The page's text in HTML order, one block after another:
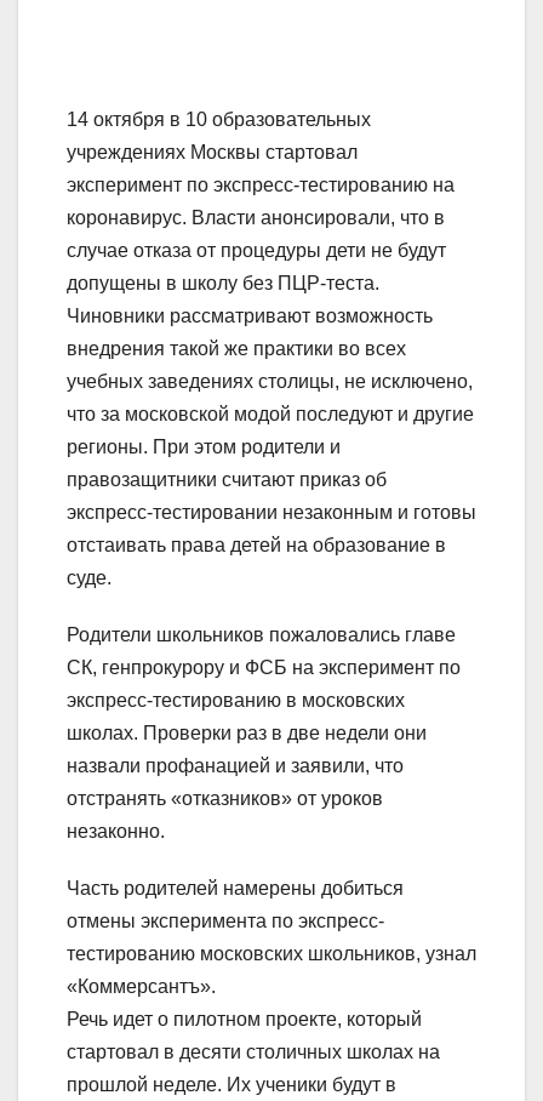
14 октября в 10 образовательных
учреждениях Москвы стартовал
эксперимент по экспресс-тестированию на
коронавирус. Власти анонсировали, что в
случае отказа от процедуры дети не будут
допущены в школу без ПЦР-теста.
Чиновники рассматривают возможность
внедрения такой же практики во всех
учебных заведениях столицы, не исключено,
что за московской модой последуют и другие
регионы. При этом родители и
правозащитники считают приказ об
экспресс-тестировании незаконным и готовы
отстаивать права детей на образование в
суде.
Родители школьников пожаловались главе
СК, генпрокурору и ФСБ на эксперимент по
экспресс-тестированию в московских
школах. Проверки раз в две недели они
назвали профанацией и заявили, что
отстранять «отказников» от уроков
незаконно.
Часть родителей намерены добиться
отмены эксперимента по экспресс-
тестированию московских школьников, узнал
«Коммерсантъ».
Речь идет о пилотном проекте, который
стартовал в десяти столичных школах на
прошлой неделе. Их ученики будут в